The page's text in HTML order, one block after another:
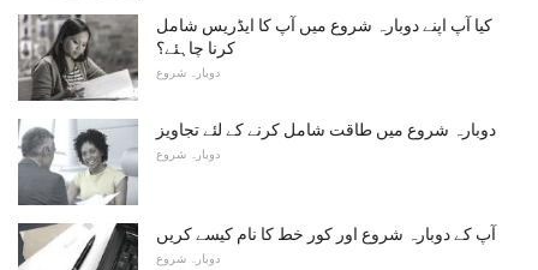
کیا آپ اپنے دوبارہ شروع میں آپ کا ایڈریس شامل
کرنا چاہئے؟
دوبارہ شروع
دوبارہ شروع میں طاقت شامل کرنے کے لئے تجاویز
دوبارہ شروع
آپ کے دوبارہ شروع اور کور خط کا نام کیسے کریں
دوبارہ شروع